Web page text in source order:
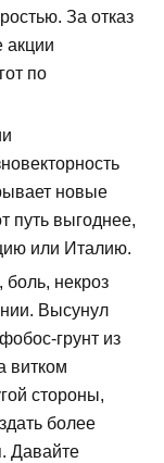
За отказ
акции
по
новые
путь выгоднее,
или Италию.
некроз
Высунул
грунт из
витком
стороны,
более
Давайте